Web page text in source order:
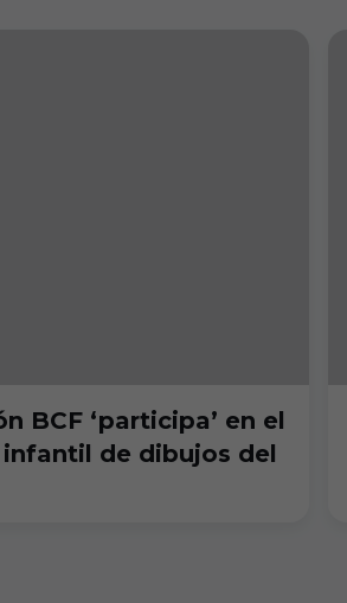
BCF ‘participa’ en el
infantil de dibujos del